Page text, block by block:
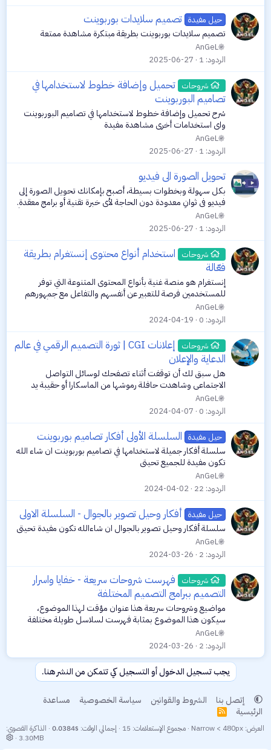
حيل مفيدة تصميم سلايدات بوربوينت
تصميم سلايدات بوربوينت بطريقة مبتكرة مشاهدة ممتعة
AnGeL
الردود 1
2025-06-27
شروحات تحميل وإضافة خطوط لاستخدامها في
تصاميم البوربوينت
شرح تحميل وإضافة خطوط لاستخدامها في تصاميم البوربوينت
واي استخدامات أخرى مشاهدة مفيدة
AnGeL
الردود 1
2025-06-27
تحويل الصورة الى فيديو
بكل سهولة وبخطوات بسيطة، أصبح بإمكانك تحويل الصورة إلى
فيديو في ثوانٍ معدودة دون الحاجة لأي خبرة تقنية أو برامج معقدة.
في عالم المحتوى الرقمي، أصبحت مقاطع الفيديو أكثر جذباً وانشاراً
على وسائل...
AnGeL
الردود 1
2025-06-27
شروحات استخدام أنواع محتوى إنستغرام بطريقة
فعّالة
إنستغرام هو منصة غنية بأنواع المحتوى المتنوعة التي توفر
للمستخدمين فرصة للتعبير عن أنفسهم والتفاعل مع جمهورهم
بطرق مبتكرة وجذابة. سنتناول في هذا المقال شرحًا مفصلًا لأنواع
المحتوى المختلفة...
AnGeL
الردود 0
2024-04-19
شروحات
إعلانات CGI | ثورة التصميم الرقمي في عالم
الدعاية والإعلان
هل سبق لك أن توقفت أثناء تصفحك لوسائل التواصل
الاجتماعي وشاهدت حافلة رموشها من الماسكارا أو حقيبة يد
عملاقة تتجول في شوارع باريس وتساءلت، "هل هذا حقيقي؟". هذا
الشعور بالدهشة والارتباك هو بالضبط ما...
AnGeL
الردود 0
2024-04-07
حيل مفيدة السلسلة الأولى أفكار تصاميم بوربوينت
سلسلة أفكار جميلة لاستخدامها في تصاميم بوربوينت ان شاء الله
تكون مفيدة للجميع تحيتي
AnGeL
الردود 22
2024-04-02
حيل مفيدة أفكار وحيل تصوير بالجوال - السلسلة الاولى
سلسلة أفكار وحيل تصوير بالجوال ان شاءالله تكون مفيدة تحيتي
AnGeL
الردود 2
2024-03-26
شروحات فهرست شروحات سريعة - خفايا واسرار
التصميم ببرامج التصميم المختلفة
مواضيع وشروحات سريعة هذا عنوان مؤقت لهذا الموضوع،
سيكون هذا الموضوع بمثابة فهرست لسلاسل طويلة مختلفة
ومنوعة لفيديوهات قصيرة فيها تريكات وحيل وخفايا التصميم
ببرامج التصميم المختلفة، اضافة الى...
AnGeL
الردود 2
2024-03-26
يجب تسجيل الدخول أو التسجيل كي تتمكن من النشر هنا.
إتصل بنا الشروط والقوانين سياسة الخصوصية
مساعدة
الرئيسية
R
S
العرض مجموع الإستعلامات 15 إجمالي الوقت 0.0384s الذاكرة القصوى
3.30MB